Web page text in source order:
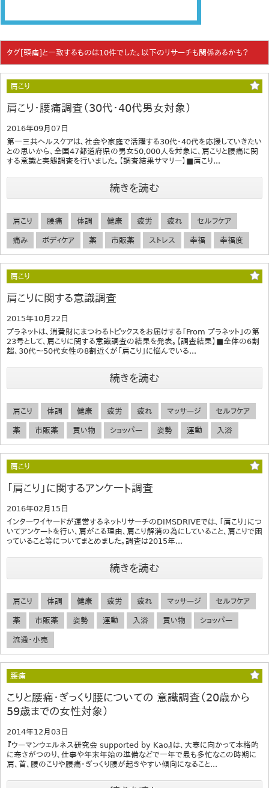
タグ[頭痛]と一致するものは10件でした。以下のリサーチも関係あるかも？
肩こり
肩こり・腰痛調査（30代・40代男女対象）
2016年09月07日
第一三共ヘルスケアは、社会や家庭で活躍する30代・40代を応援していきたい
との思いから、全国47都道府県の男女50,000人を対象に、肩こりと腰痛に関
する意識と実態調査を行いました。【調査結果サマリー】■肩こり...
続きを読む
肩こり 腰痛 体調 健康 疲労 疲れ セルフケア
痛み ボディケア 薬 市販薬 ストレス 幸福 幸福度
肩こり
肩こりに関する意識調査
2015年10月22日
プラネットは、消費財にまつわるトピックスをお届けする「From プラネット」の第
23号として、肩こりに関する意識調査の結果を発表。【調査結果】■全体の6割
超、30代～50代女性の8割近くが「肩こり」に悩んでいる...
続きを読む
肩こり 体調 健康 疲労 疲れ マッサージ セルフケア
薬 市販薬 買い物 ショッパー 姿勢 運動 入浴
肩こり
「肩こり」に関するアンケート調査
2016年02月15日
インターワイヤードが運営するネットリサーチのDIMSDRIVEでは、「肩こり」につ
いてアンケートを行い、肩がこる理由、肩こり解消の為にしていること、肩こりで困
っていること等についてまとめました。調査は2015年...
続きを読む
肩こり 体調 健康 疲労 疲れ マッサージ セルフケア
薬 市販薬 姿勢 運動 入浴 買い物 ショッパー
流通・小売
腰痛
こりと腰痛・ぎっくり腰についての 意識調査（20歳から
59歳までの女性対象）
2014年12月03日
『ウーマンウェルネス研究会 supported by Kao』は、大寒に向かって本格的
に寒さがつのり、仕事や年末年始の準備などで一年で最も多忙なこの時期に
肩、首、腰のこりや腰痛・ぎっくり腰が起きやすい傾向になること...